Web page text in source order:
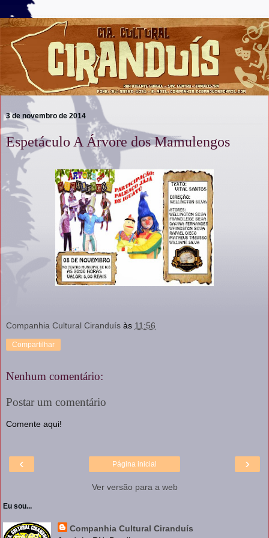
3 de novembro de 2014
Espetáculo A Árvore dos Mamulengos
Companhia Cultural Ciranduís às 11:56
Compartilhar
Nenhum comentário:
Postar um comentário
Comente aqui!
‹ ›
Página inicial
Ver versão para a web
Eu sou...
Companhia Cultural Ciranduís